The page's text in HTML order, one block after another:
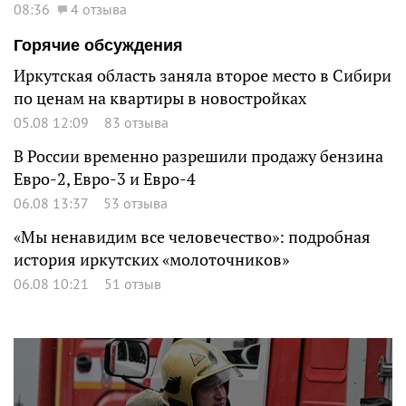
08:36
4 отзыва
Горячие обсуждения
Иркутская область заняла второе место в Сибири
по ценам на квартиры в новостройках
05.08 12:09 83 отзыва
В России временно разрешили продажу бензина
Евро-2, Евро-3 и Евро-4
06.08 13:37 53 отзыва
«Мы ненавидим все человечество»: подробная
история иркутских «молоточников»
06.08 10:21 51 отзыв